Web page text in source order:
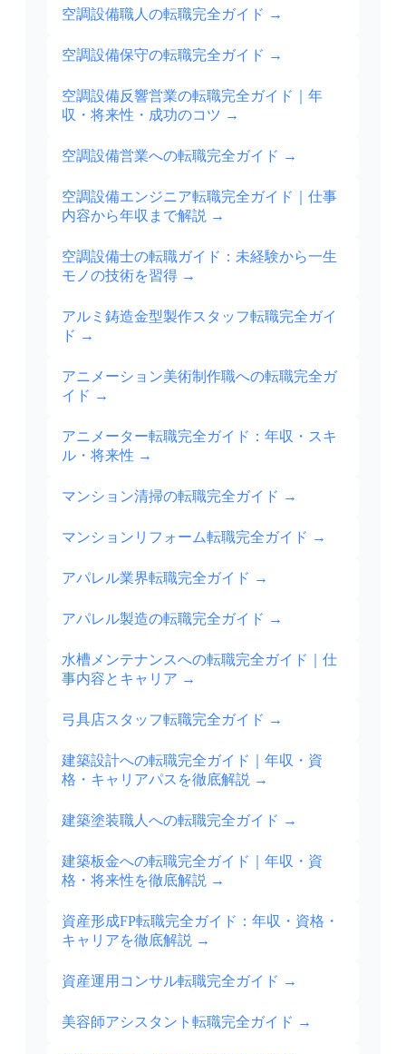
空調設備職人の転職完全ガイド →
空調設備保守の転職完全ガイド →
空調設備反響営業の転職完全ガイド｜年
収・将来性・成功のコツ →
空調設備営業への転職完全ガイド →
空調設備エンジニア転職完全ガイド｜仕事
内容から年収まで解説 →
空調設備士の転職ガイド：未経験から一生
モノの技術を習得 →
アルミ鋳造金型製作スタッフ転職完全ガイ
ド →
アニメーション美術制作職への転職完全ガ
イド →
アニメーター転職完全ガイド：年収・スキ
ル・将来性 →
マンション清掃の転職完全ガイド →
マンションリフォーム転職完全ガイド →
アパレル業界転職完全ガイド →
アパレル製造の転職完全ガイド →
水槽メンテナンスへの転職完全ガイド｜仕
事内容とキャリア →
弓具店スタッフ転職完全ガイド →
建築設計への転職完全ガイド｜年収・資
格・キャリアパスを徹底解説 →
建築塗装職人への転職完全ガイド →
建築板金への転職完全ガイド｜年収・資
格・将来性を徹底解説 →
資産形成FP転職完全ガイド：年収・資格・
キャリアを徹底解説 →
資産運用コンサル転職完全ガイド →
美容師アシスタント転職完全ガイド →